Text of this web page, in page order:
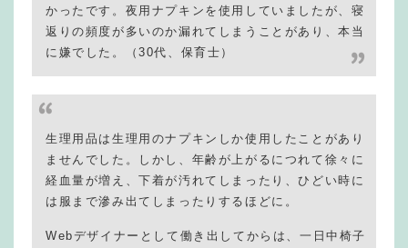
かったです。夜用ナプキンを使用していましたが、寝
返りの頻度が多いのか漏れてしまうことがあり、本当
に嫌でした。（30代、保育士）
生理用品は生理用のナプキンしか使用したことがあり
ませんでした。しかし、年齢が上がるにつれて徐々に
経血量が増え、下着が汚れてしまったり、ひどい時に
は服まで滲み出てしまったりするほどに。
Webデザイナーとして働き出してからは、一日中椅子